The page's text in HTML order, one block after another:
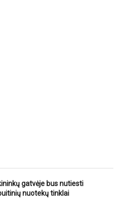
gatvėje bus nutiesti
nuotekų tinklai